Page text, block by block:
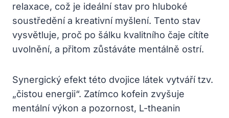
relaxace, což je ideální stav pro hluboké
soustředění a kreativní myšlení. Tento stav
vysvětluje, proč po šálku kvalitního čaje cítíte
uvolnění, a přitom zůstáváte mentálně ostrí.
Synergický efekt této dvojice látek vytváří tzv.
„čistou energii“. Zatímco kofein zvyšuje
mentální výkon a pozornost, L-theanin